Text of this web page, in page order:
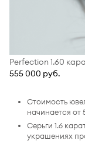
Perfection 1.60
555 000 руб.
Стоимость
начинается от
Серьги 1.6
украшениях